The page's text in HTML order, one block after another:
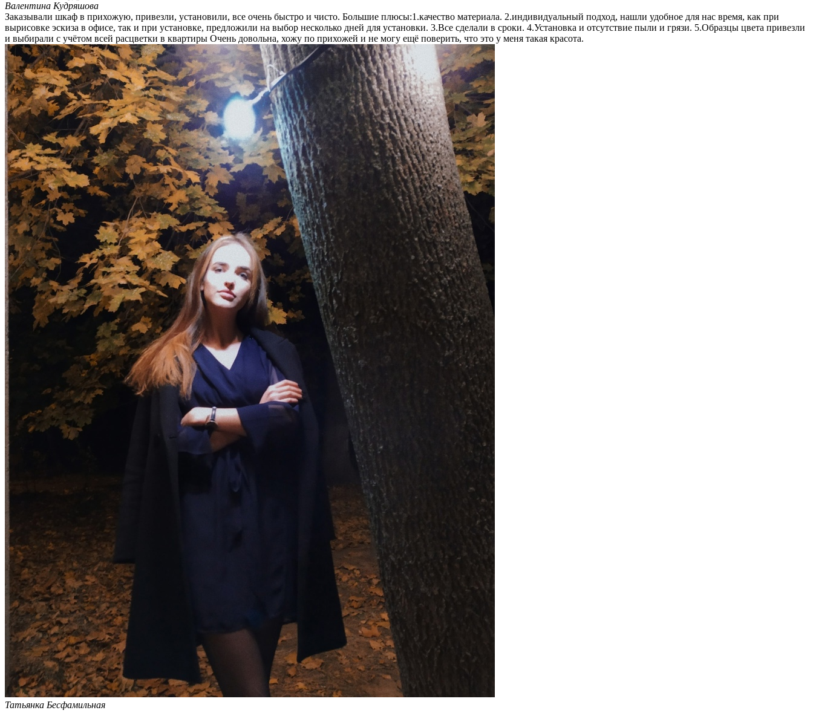
Валентина Кудряшова
Заказывали шкаф в прихожую, привезли, установили, все очень быстро и чисто. Большие плюсы:1.качество материала. 2.индивидуальный подход, нашли удобное для нас время, как при
вырисовке эскиза в офисе, так и при установке, предложили на выбор несколько дней для установки. 3.Все сделали в сроки. 4.Установка и отсутствие пыли и грязи. 5.Образцы цвета привезли
и выбирали с учётом всей расцветки в квартиры Очень довольна, хожу по прихожей и не могу ещё поверить, что это у меня такая красота.
Татьянка Бесфамильная